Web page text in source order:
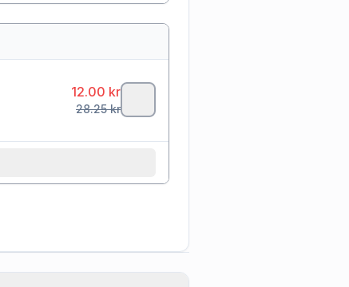
12.00 kr
28.25kr